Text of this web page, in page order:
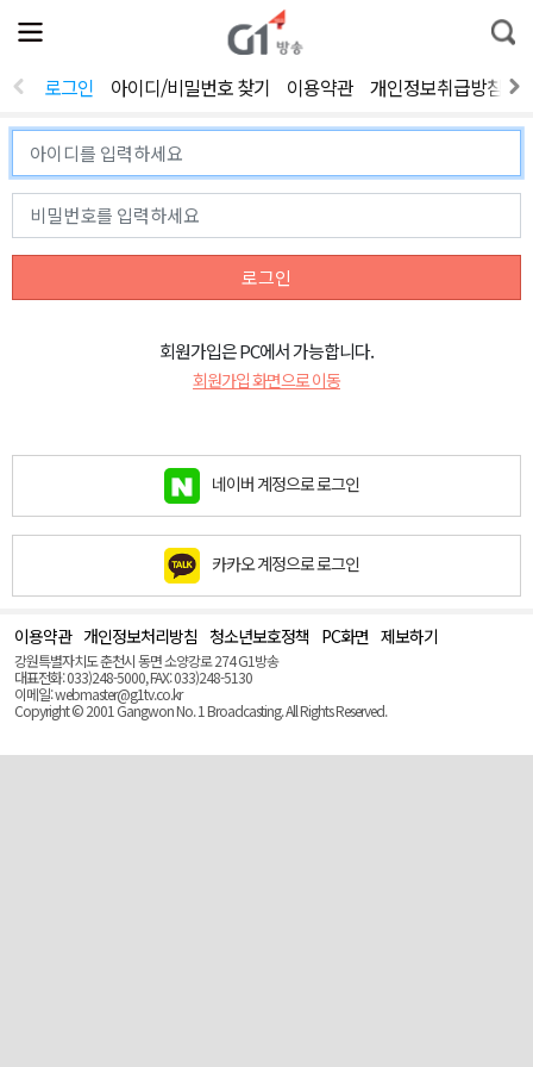
전
체
뉴
열
통
합
색
로그인 아이디/비밀번호 찾기 이용약관 개인정보취급방침
로그인
회원가입은 PC에서 가능합니다.
회원가입 화면으로 이동
네이버 계정으로 로그인
카카오 계정으로 로그인
이용약관 개인정보처리방침 청소년보호정책 PC화면 제보하기
강원특별자치도 춘천시 동면 소양강로 274 G1방송
대표전화: 033)248-5000, FAX: 033)248-5130
이메일: webmaster@g1tv.co.kr
Copyright © 2001 Gangwon No. 1 Broadcasting. All Rights Reserved.